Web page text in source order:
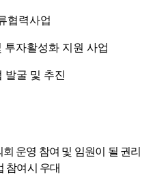
협력사업
투자활성화 지원 사업
발굴 및 추진
운영 참여 및 임원이 될 권리
참여시 우대